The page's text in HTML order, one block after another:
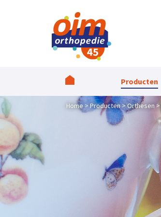
Producten
Home Producten Orthesen